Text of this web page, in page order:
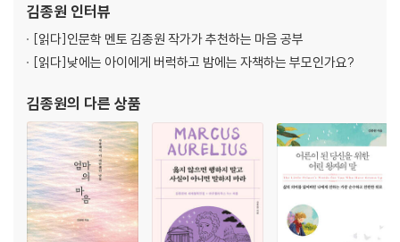
09 사춘기를 건너는 아이의 방황을 잡아주는 말
10 아이의 정서와 자존감을 망치는 부모의 5가지 말버릇
11 하루를 살아갈 힘을 주는 좋은 마음을 전하는 6가지 말
3장 자기 생각을 또박또박 표현하게 해주는 대화 11일
01 자기 의견과 생각을 표현할 줄 아는 아이들이 평소 자주 듣는 말들
02 수줍음 많은 아이에게 자신감을 심어주는 ‘말 놀이법’
03 주사 맞으며 울지 않는 의젓한 아이로 기르는 말
04 ‘너무’가 아이에게 미치는 ‘너무’ 나쁜 영향
05 정확히 말하려면 맞춤법을 알아야 합니다
한계이다》, 《나의 현재만이 나의 유
김종원 인터뷰
[읽다]인문학 멘토 김종원 작가가 추천하는 마음 공부
[읽다]낮에는 아이에게 버럭하고 밤에는 자책하는 부모인가요?
김종원의 다른 상품